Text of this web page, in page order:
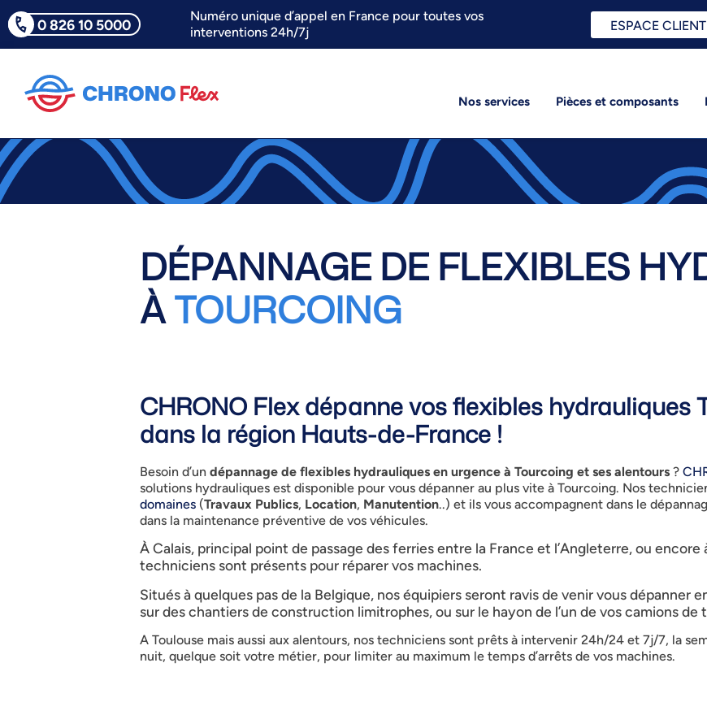
0 826 10 5000
Numéro unique d’appel en France pour toutes vos
interventions 24h/7j
ESPACE CLIENT
Nos services Pièces et composants
DÉPANNAGE DE FLEXIBLES
ÀTOURCOING
CHRONO Flex dépanne vos flexibles hydrauliques
dans la région Hauts-de-France !
Besoin d’un dépannage de flexibles hydrauliques en urgence à Tourcoing et ses alentours ?
solutions hydrauliques est disponible pour vous dépanner au plus vite à Tourcoing. Nos
domaines (Travaux Publics, Location, Manutention..) et ils vous accompagnent dans le
dans la maintenance préventive de vos véhicules.
À Calais, principal point de passage des ferries entre la France et l’Angleterre, ou encore
techniciens sont présents pour réparer vos machines.
Situés à quelques pas de la Belgique, nos équipiers seront ravis de venir vous dépanner
sur des chantiers de construction limitrophes, ou sur le hayon de l’un de vos camions
A Toulouse mais aussi aux alentours, nos techniciens sont prêts à intervenir 24h/24 et 7j/7, la
nuit, quelque soit votre métier, pour limiter au maximum le temps d’arrêts de vos machines.